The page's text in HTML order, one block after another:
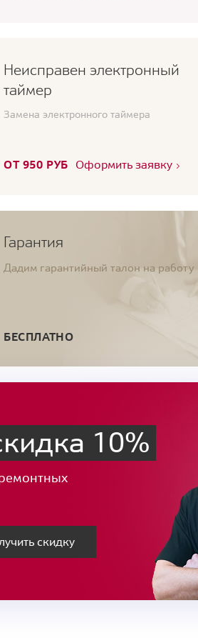
Неисправен электронный
таймер
Замена электронного таймера
ОТ 950 РУБ Оформить заявку
Гарантия
Дадим гарантийный талон на работу
БЕСПЛАТНО
10%
скидку